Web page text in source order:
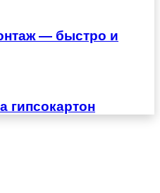
— быстро и
гипсокартон